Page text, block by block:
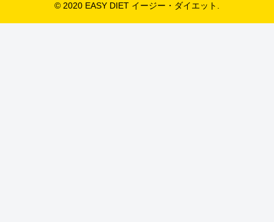
© 2020 EASY DIET イージー・ダイエット.